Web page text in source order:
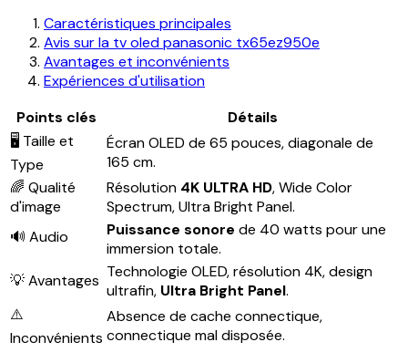
Caractéristiques principales
Avis sur la tv oled panasonic tx65ez950e
Avantages et inconvénients
Expériences d'utilisation
Points clés
Détails
🖥️ Taille et
Type
Écran OLED de 65 pouces, diagonale de
165 cm.
🌈 Qualité
d'image
Résolution 4K ULTRA HD, Wide Color
Spectrum, Ultra Bright Panel.
🔊 Audio
Puissance sonore de 40 watts pour une
immersion totale.
💡 Avantages Technologie OLED, résolution 4K, design
ultrafin, Ultra Bright Panel.
⚠️
Inconvénients
Absence de cache connectique,
connectique mal disposée.